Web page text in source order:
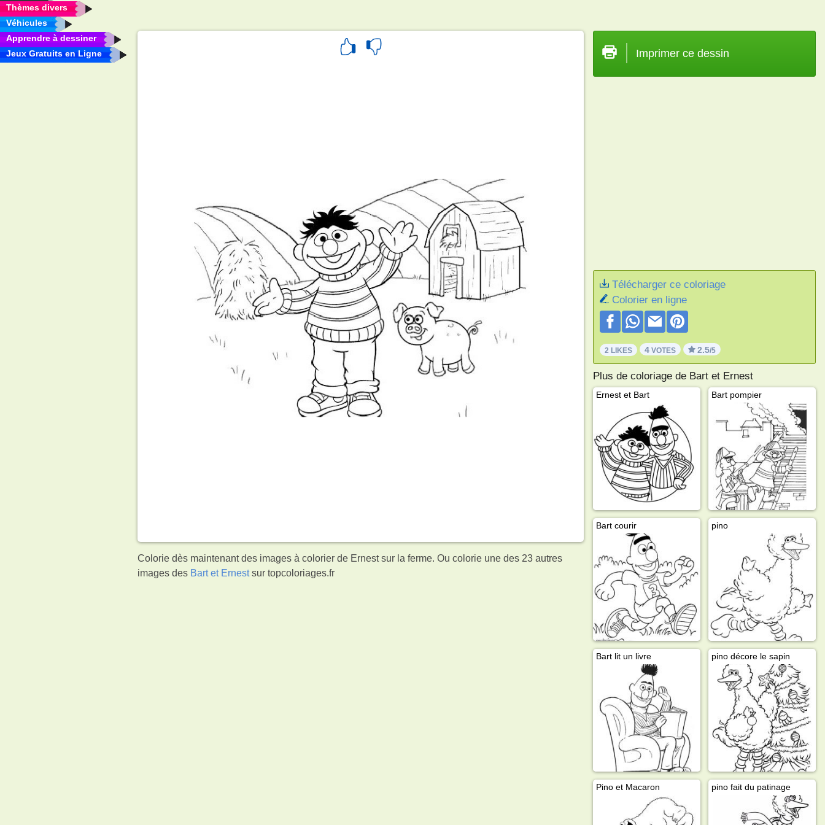
Thèmes divers
Véhicules
Apprendre à dessiner
Jeux Gratuits en Ligne
Colorie dès maintenant des images à colorier de Ernest sur la ferme. Ou colorie une des 23 autres
images des Bart et Ernestsur topcoloriages.fr
Imprimer ce dessin
Télécharger ce coloriage
Colorier en ligne
2 LIKES 4VOTES 2.5/5
Plus de coloriage de Bart et Ernest
Ernest et Bart Bart pompier
Bart courir pino
Bart lit un livre pino décore le sapin
Pino et Macaron pino fait du patinage